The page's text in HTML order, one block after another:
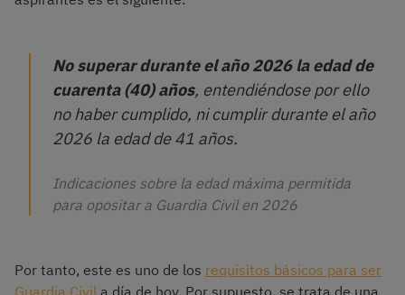
No superar durante el año 2026 la edad de
cuarenta (40) años, entendiéndose por ello
no haber cumplido, ni cumplir durante el año
2026 la edad de 41 años.
Indicaciones sobre la edad máxima permitida
para opositar a Guardia Civil en 2026
Por tanto, este es uno de los requisitos básicos para ser